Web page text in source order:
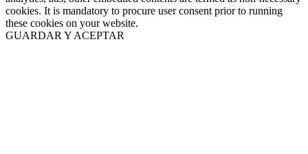
cookies. It is mandatory to procure user consent prior to running
these cookies on your website.
GUARDAR Y ACEPTAR